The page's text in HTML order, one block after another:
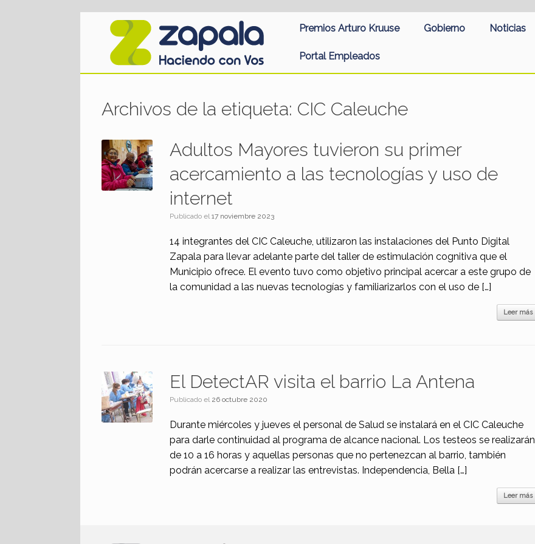
Premios Arturo Kruuse Gobierno Noticias
Portal Empleados
Archivos de la etiqueta: CIC Caleuche
Adultos Mayores tuvieron su primer
acercamiento a las tecnologías y uso de
internet
Publicado el17 noviembre 2023
14 integrantes del CIC Caleuche, utilizaron las instalaciones del Punto Digital
Zapala para llevar adelante parte del taller de estimulación cognitiva que el
Municipio ofrece. El evento tuvo como objetivo principal acercar a este grupo de
la comunidad a las nuevas tecnologías y familiarizarlos con el uso de […]
Leer más
El DetectAR visita el barrio La Antena
Publicado el 26 octubre 2020
Durante miércoles y jueves el personal de Salud se instalará en el CIC Caleuche
para darle continuidad al programa de alcance nacional. Los testeos se realizarán
de 10 a 16 horas y aquellas personas que no pertenezcan al barrio, también
podrán acercarse a realizar las entrevistas. Independencia, Bella […]
Leer más